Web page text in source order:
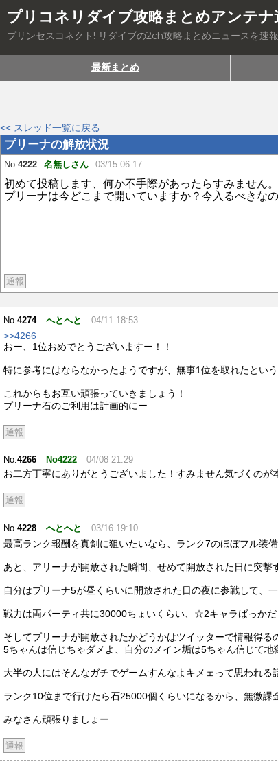
プリコネリダイブ攻略まとめアンテナ
プリンセスコネクト! リダイブの2ch攻略まとめニュースを速
最新まとめ
<< スレッド一覧に戻る
プリーナの解放状況
No.4222 名無しさん 03/15 06:17
初めて投稿します、何か不手際があったらすみません。
プリーナは今どこまで開いていますか？今入るべきな
通報
No.4274 へとへと 04/11 18:53
>>4266
おー、1位おめでとうございますー！！
特に参考にはならなかったようですが、無事1位を取れたとい
これからもお互い頑張っていきましょう！
プリーナ石のご利用は計画的にー
通報
No.4266 No4222 04/08 21:29
お二方丁寧にありがとうございました！すみません気づくの
通報
No.4228 へとへと 03/16 19:10
最高ランク報酬を真剣に狙いたいなら、ランク7のほぼフル装
あと、アリーナが開放された瞬間、せめて開放された日に突撃
自分はプリーナ5が昼くらいに開放された日の夜に参戦して、
戦力は両パーティ共に30000ちょいくらい、☆2キャラばっか
そしてプリーナが開放されたかどうかはツイッターで情報得る
5ちゃんは信じちゃダメよ、自分のメイン垢は5ちゃん信じて地
大半の人にはそんなガチでゲームすんなよキメェって思われる
ランク10位まで行けたら石25000個くらいになるから、無微課
みなさん頑張りましょー
通報